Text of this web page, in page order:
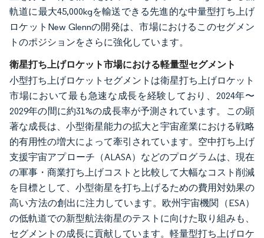
軌道に最大45,000kgを輸送できる先進的な中量型打ち上げ
ロケットNew Glennの開発は、市場におけるこのセグメン
トのポジションをさらに強化しています。
衛星打ち上げロケット市場における軽量型セグメント
小型打ち上げロケットセグメントは衛星打ち上げロケット
市場において最も急速な成長を経験しており、2024年〜
2029年の間に約31%の成長率が予測されています。この顕
著な成長は、小型衛星能力の拡大と宇宙産業における戦略
的有用性の増大によって牽引されています。空中打ち上げ
支援宇宙アプローチ（ALASA）などのプログラムは、現在
の軍事・商業打ち上げコストと比較して大幅なコスト削減
を目標として、小型衛星を打ち上げるための費用対効果の
高い方法の創出に注力しています。欧州宇宙機関（ESA）
の低軌道での新型航法衛星のテストに向けた取り組みも、
セグメントの成長に貢献しています。軽量型打ち上げロケ